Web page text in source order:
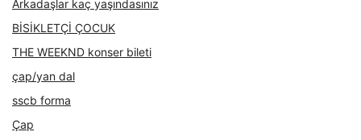
Arkadaşlar kaç yaşındasınız
BİSİKLETÇİ ÇOCUK
THE WEEKND konser bileti
çap/yan dal
sscb forma
Çap